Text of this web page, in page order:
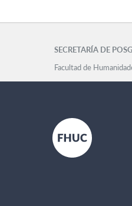
SECRETARÍA DE
Facultad de